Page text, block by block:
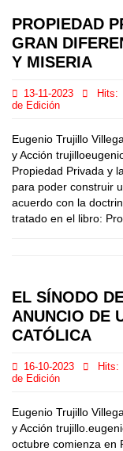
PROPIEDAD
GRAN
Y MISERIA
13-11-2023 Hits:
de Edición
Eugenio Trujillo
y Acción
Propiedad Privada y
para poder construir
acuerdo con la
tratado en el libro:
EL SÍNODO
ANUNCIO DE
CATÓLICA
16-10-2023 Hits:
de Edición
Eugenio Trujillo
y Acción
octubre comienza en